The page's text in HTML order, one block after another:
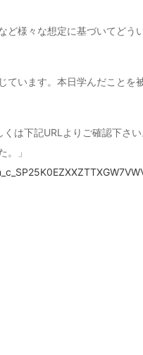
様々な想定に基づいてどう
います。本日学んだことを
は下記URLよりご確認下さい
。」